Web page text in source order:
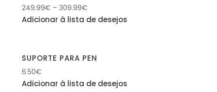
249.99€ – 309.99€
Adicionar à lista de desejos
SUPORTE PARA PEN
6.50€
Adicionar à lista de desejos